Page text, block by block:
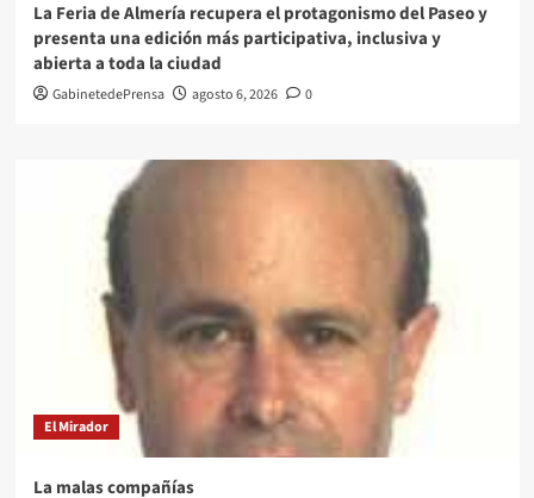
La Feria de Almería recupera el protagonismo del Paseo y
presenta una edición más participativa, inclusiva y
abierta a toda la ciudad
GabinetedePrensa agosto 6, 2026 0
El Mirador
La malas compañías